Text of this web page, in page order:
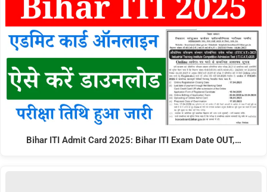
Bihar ITI Admit Card 2025: Bihar ITI Exam Date OUT,…